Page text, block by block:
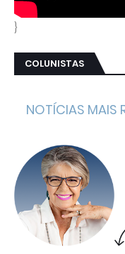
}
COLUNISTAS
NOTÍCIAS MAIS